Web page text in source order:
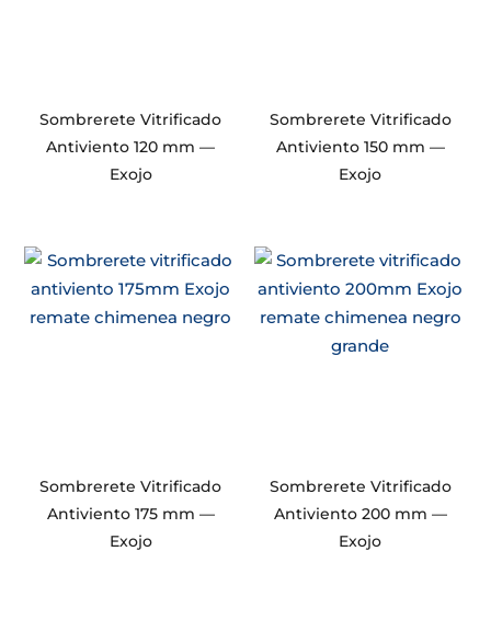
Sombrerete Vitrificado
Antiviento 120 mm —
Exojo
Sombrerete Vitrificado
Antiviento 150 mm —
Exojo
Sombrerete Vitrificado
Antiviento 175 mm —
Exojo
Sombrerete Vitrificado
Antiviento 200 mm —
Exojo